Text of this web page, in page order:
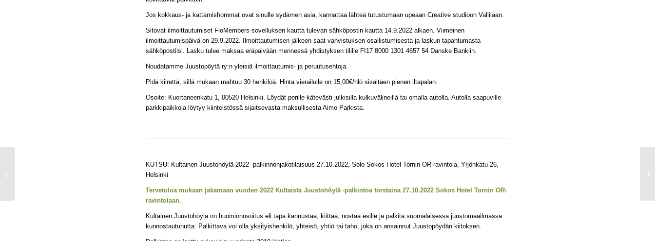
Jos kokkaus- ja kattamishommat ovat sinulle sydämen asia, kannattaa lähteä tutustumaan upeaan Creative studioon Vallilaan.
Sitovat ilmoittautumiset FloMembers-sovelluksen kautta tulevan sähköpostin kautta 14.9.2022 alkaen. Viimeinen
ilmoittautumispäivä on 29.9.2022. Ilmoittautumisen jälkeen saat vahvistuksen osallistumisesta ja laskun tapahtumasta
sähköpostiisi. Lasku tulee maksaa eräpäivään mennessä yhdistyksen tilille FI17 8000 1301 4657 54 Danske Bankiin.
Noudatamme Juustopöytä ry:n yleisiä ilmoittautumis- ja peruutusehtoja.
Pidä kiirettä, sillä mukaan mahtuu 30 henkilöä. Hinta vierailulle on 15,00€/hlö sisältäen pienen iltapalan.
Osoite: Kuortaneenkatu 1, 00520 Helsinki. Löydät perille kätevästi julkisilla kulkuvälineillä tai omalla autolla. Autolla saapuville
parkkipaikkoja löytyy kiinteistössä sijaitsevasta maksullisesta Aimo Parkista.
KUTSU: Kultainen Juustohöylä 2022 -palkinnonjakotilaisuus 27.10.2022, Solo Sokos Hotel Tornin OR-ravintola, Yrjönkatu 26,
Helsinki
Tervetuloa mukaan jakamaan vuoden 2022 Kultaista Juustohöylä -palkintoa torstaina 27.10.2022 Sokos Hotel Tornin OR-
ravintolaan.
Kultainen Juustohöylä on huomionosoitus eli tapa kannustaa, kiittää, nostaa esille ja palkita suomalaisessa juustomaailmassa
kunnostautunutta. Palkittava voi olla yksityishenkilö, yhteisö, yhtiö tai taho, joka on ansainnut Juustopöydän kiitoksen.